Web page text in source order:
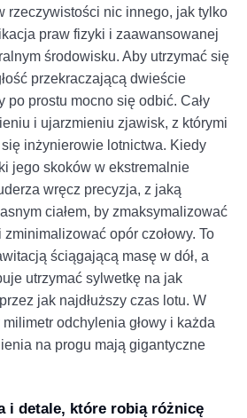
rzeczywistości nic innego, jak tylko
praw fizyki i zaawansowanej
środowisku. Aby utrzymać się
przekraczającą dwieście
po prostu mocno się odbić. Cały
i ujarzmieniu zjawisk, z którymi
inżynierowie lotnictwa. Kiedy
jego skoków w ekstremalnie
wręcz precyzja, z jaką
ciałem, by zmaksymalizować
opór czołowy. To
ściągającą masę w dół, a
utrzymać sylwetkę na jak
jak najdłuższy czas lotu. W
odchylenia głowy i każda
na progu mają gigantyczne
i detale, które robią różnicę